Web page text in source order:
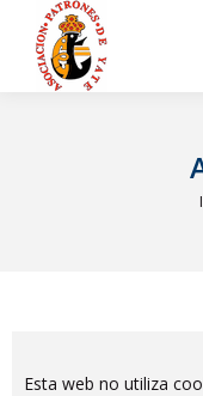
Esta web no utiliza